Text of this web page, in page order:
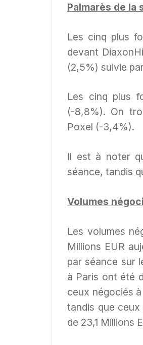
Palmarès de la
Les cinq plus
devant
(2,5%) suivie
Les cinq plus
(-8,8%). On
Poxel (-3,4%).
Il est à noter
séance, tandis
Volumes
Les volumes
Millions EUR
par séance sur
à Paris ont été
ceux négociés
tandis que
de 23,1 Millions